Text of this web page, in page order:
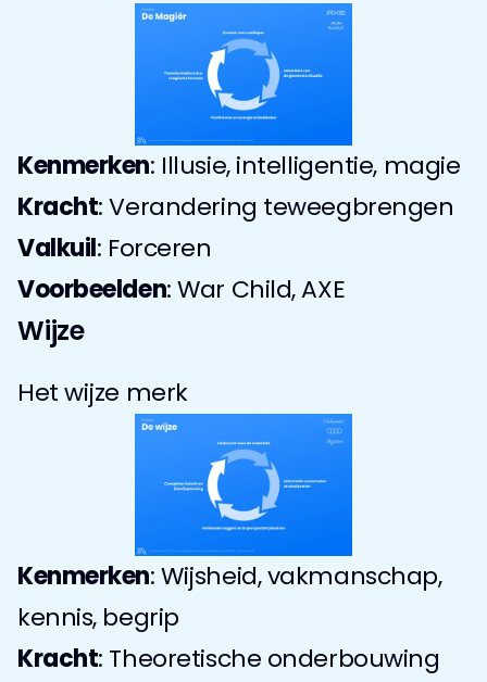
Kenmerken: Illusie, intelligentie, magie
Kracht: Verandering teweegbrengen
Valkuil: Forceren
Voorbeelden: War Child, AXE
Wijze
Het wijze merk
Kenmerken: Wijsheid, vakmanschap,
kennis, begrip
Kracht: Theoretische onderbouwing